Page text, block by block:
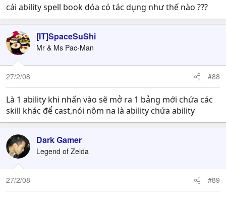
cái ability spell book dóa có tác dụng như thế nào ???
[IT]SpaceSuShi
Mr & Ms Pac-Man
27/2/08 #88
Là 1 ability khi nhấn vào sẽ mở ra 1 bảng mới chứa các
skill khác để cast,nói nôm na là ability chứa ability
Dark Gamer
Legend of Zelda
27/2/08 #89